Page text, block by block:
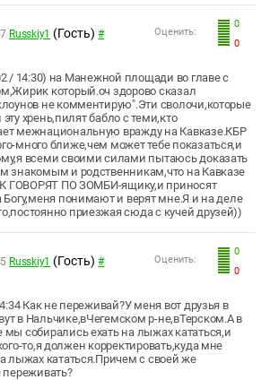
0
0
Оценить:
Russkiy1 (Гость) #
/ 14:30) на Манежной площади во главе с
который.оч здорово сказал
не комментирую".Эти сволочи,которые
хрень,пилят бабло с теми,кто
межнациональную вражду на Кавказе.КБР
много ближе,чем может тебе показаться,и
всеми своими силами пытаюсь доказать
знакомым и родственникам,что на Кавказе
ГОВОРЯТ ПО ЗОМБИ-ящику,и приносят
Богу,меня понимают и верят мне.Я и на деле
приезжая сюда с кучей друзей))
0
0
Оценить:
Russkiy1 (Гость) #
Как не переживай?У меня вот друзья в
в Нальчике,вЧегемском р-не,вТерском.А в
мы собирались ехать на лыжах кататься,и
то,я должен корректировать,куда мне
лыжах кататься.Причем с своей же
переживать?